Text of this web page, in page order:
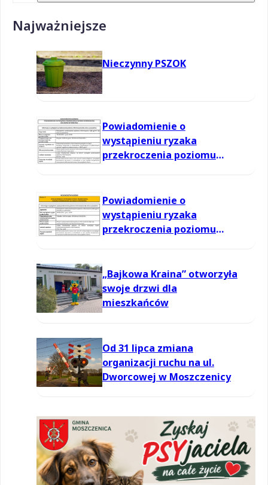
Najważniejsze
Nieczynny PSZOK
Powiadomienie o
wystąpieniu ryzaka
przekroczenia poziomu
Powiadomienie o
wystąpieniu ryzaka
przekroczenia poziomu
„Bajkowa Kraina” otworzyła
swoje drzwi dla
mieszkańców
Od 31 lipca zmiana
organizacji ruchu na ul.
Dworcowej w Moszczenicy